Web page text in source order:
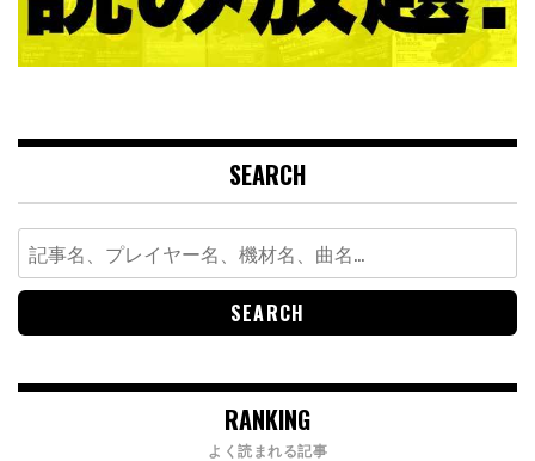
SEARCH
Search
for:
RANKING
よく読まれる記事